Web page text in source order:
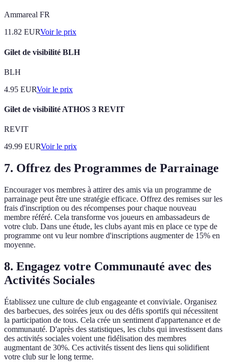
Ammareal FR
11.82 EURVoir le prix
Gilet de visibilité BLH
BLH
4.95 EURVoir le prix
Gilet de visibilité ATHOS 3 REVIT
REVIT
49.99 EURVoir le prix
7. Offrez des Programmes de Parrainage
Encourager vos membres à attirer des amis via un programme de
parrainage peut être une stratégie efficace. Offrez des remises sur les
frais d'inscription ou des récompenses pour chaque nouveau
membre référé. Cela transforme vos joueurs en ambassadeurs de
votre club. Dans une étude, les clubs ayant mis en place ce type de
programme ont vu leur nombre d'inscriptions augmenter de 15% en
moyenne.
8. Engagez votre Communauté avec des
Activités Sociales
Établissez une culture de club engageante et conviviale. Organisez
des barbecues, des soirées jeux ou des défis sportifs qui nécessitent
la participation de tous. Cela crée un sentiment d'appartenance et de
communauté. D'après des statistiques, les clubs qui investissent dans
des activités sociales voient une fidélisation des membres
augmentant de 30%. Ces activités tissent des liens qui solidifient
votre club sur le long terme.